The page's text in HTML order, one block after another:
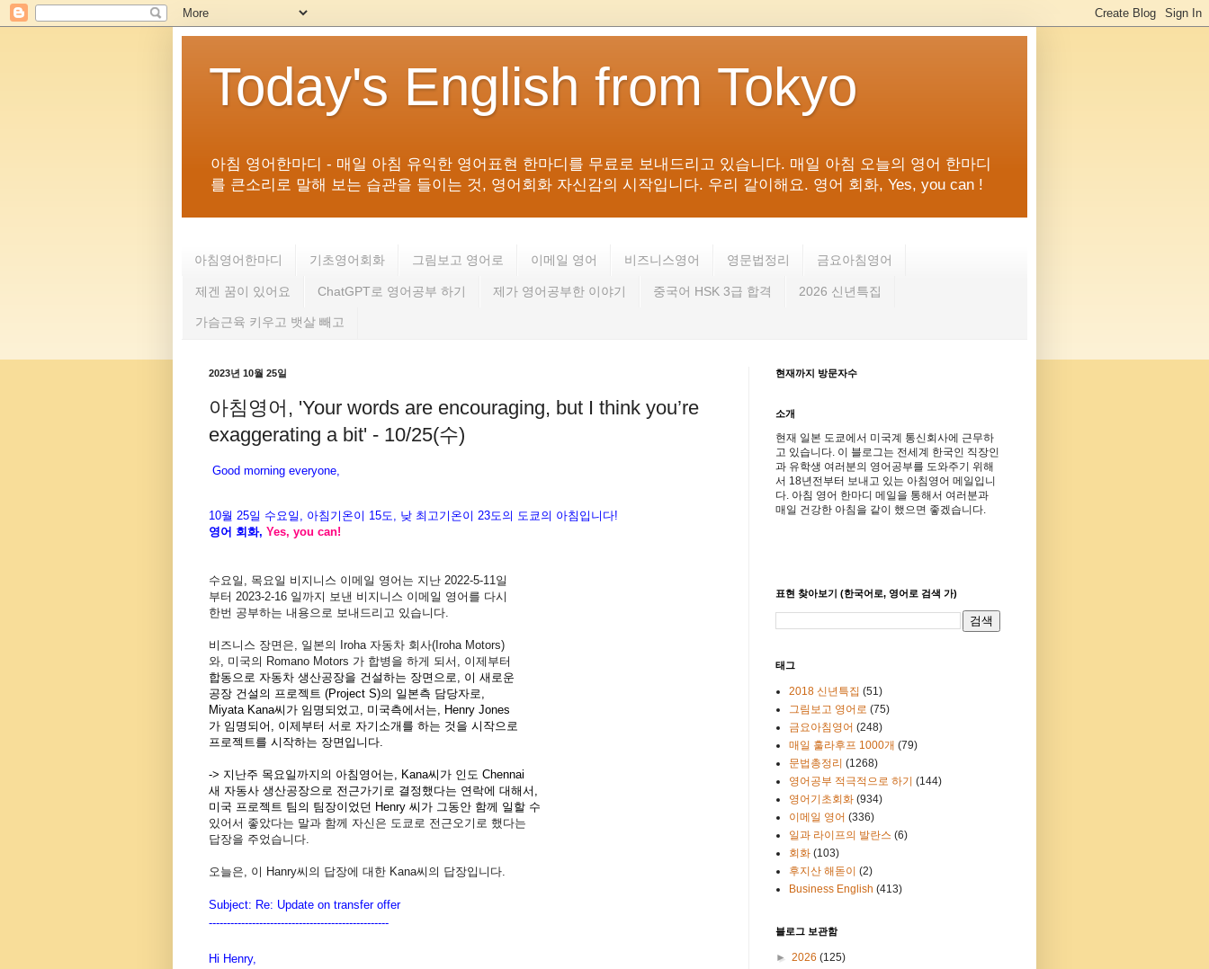
Today's English from Tokyo
아침 영어한마디 - 매일 아침 유익한 영어표현 한마디를 무료로 보내드리고 있습니다. 매일 아침 오늘의 영어 한마디
를 큰소리로 말해 보는 습관을 들이는 것, 영어회화 자신감의 시작입니다. 우리 같이해요. 영어 회화, Yes, you can !
아침영어한마디 기초영어회화 그림보고 영어로 이메일 영어 비즈니스영어 영문법정리 금요아침영어
제겐 꿈이 있어요 ChatGPT로 영어공부 하기 제가 영어공부한 이야기 중국어 HSK 3급 합격 2026 신년특집
가슴근육 키우고 뱃살 빼고
2023년 10월 25일
아침영어, 'Your words are encouraging, but I think you’re
exaggerating a bit' - 10/25(수)
Good morning everyone,
10월 25일 수 요 일, 아침기온이 15도 , 낮 최고기온이 23도의 도쿄의 아침입니다!
영어 회화, Yes, you can!
수요일, 목요일 비지니스 이메일 영어는 지난 2022-5-11 일
부터 2023-2-16 일까지 보낸 비지니스 이메일 영어를 다시
한번 공부하는 내용 으로 보내드리고 있습니다.
비즈니스 장면은, 일본의 Iroha 자동차 회사(Iroha Motors)
와, 미국의 Romano Motors 가 합병을 하게 되서, 이제부터
합동으로 자동차 생산공장을 건설하는 장면으로, 이 새로운
공장 건설의 프로젝트 (Project S)의 일본측 담당자로,
Miyata Kana씨가 임명되었고, 미국측에서는, Henry Jones
가 임명되어, 이제부터 서로 자기소개를 하는 것을 시작으로
프로젝트를 시작하는 장면입니다.
-> 지난주 목요일까지의 아침영어는, Kana씨가 인도 Chennai
새 자동사 생산공장으로 전근가기로 결정했다는 연락에 대해서,
미국 프로젝트 팀의 팀장이었던 Henry 씨가 그동안 함께 일할 수
있어서 좋았다는 말과 함께 자신은 도쿄로 전근오기로 했다는
답장을 주었습니다.
오늘은, 이 Hanry씨의 답장에 대한 Kana씨의 답장입니다.
Subject: Re: Update on transfer offer
--------------------------------------------------
Hi Henry,
현재까지 방문자수
소개
현재 일본 도쿄에서 미국계 통신회사에 근무하
고 있습니다. 이 블로그는 전세계 한국인 직장인
과 유학생 여러분의 영어공부를 도와주기 위해
서 18년전부터 보내고 있는 아침영어 메일입니
다. 아침 영어 한마디 메일을 통해서 여러분과
매일 건강한 아침을 같이 했으면 좋겠습니다.
표현 찾아보기 (한국어로, 영어로 검색 가)
태그
2018 신년특집 (51)
그림보고 영어로 (75)
금요아침영어 (248)
매일 훌라후프 1000개 (79)
문법총정리 (1268)
영어공부 적극적으로 하기 (144)
영어기초회화 (934)
이메일 영어 (336)
일과 라이프의 발란스 (6)
회화 (103)
후지산 해돋이 (2)
Business English (413)
블로그 보관함
► 2026 (125)